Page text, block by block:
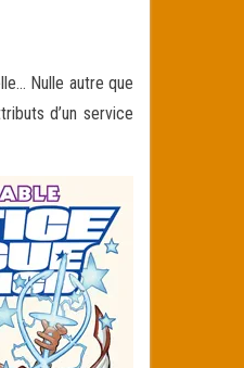
Nulle autre que
d’un service